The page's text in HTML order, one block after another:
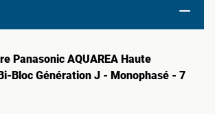
Panasonic AQUAREA Haute
Bloc Génération J - Monophasé - 7